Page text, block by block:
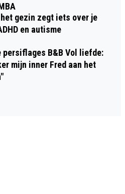
gezin zegt iets over je
en autisme
persiflages B&B Vol liefde:
mijn inner Fred aan het